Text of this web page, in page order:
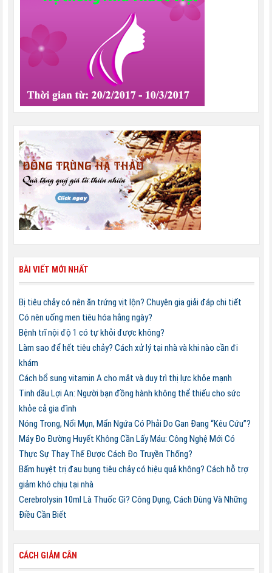
BÀI VIẾT MỚI NHẤT
Bị tiêu chảy có nên ăn trứng vịt lộn? Chuyên gia giải đáp chi tiết
Có nên uống men tiêu hóa hằng ngày?
Bệnh trĩ nội độ 1 có tự khỏi được không?
Làm sao để hết tiêu chảy? Cách xử lý tại nhà và khi nào cần đi
khám
Cách bổ sung vitamin A cho mắt và duy trì thị lực khỏe mạnh
Tinh dầu Lợi An: Người bạn đồng hành không thể thiếu cho sức
khỏe cả gia đình
Nóng Trong, Nổi Mụn, Mẩn Ngứa Có Phải Do Gan Đang “Kêu Cứu”?
Máy Đo Đường Huyết Không Cần Lấy Máu: Công Nghệ Mới Có
Thực Sự Thay Thế Được Cách Đo Truyền Thống?
Bấm huyệt trị đau bụng tiêu chảy có hiệu quả không? Cách hỗ trợ
giảm khó chịu tại nhà
Cerebrolysin 10ml Là Thuốc Gì? Công Dụng, Cách Dùng Và Những
Điều Cần Biết
CÁCH GIẢM CÂN